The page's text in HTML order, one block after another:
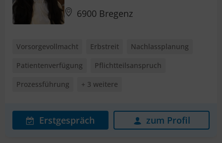
6900 Bregenz
Vorsorgevollmacht Erbstreit
Nachlassplanung
Patientenverfügung
Pflichtteilsanspruch
Prozessführung
+ 3 weitere
Erstgespräch zum Profil